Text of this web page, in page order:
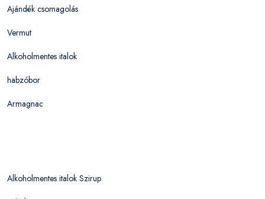
Ajándék csomagolás
Vermut
Alkoholmentes italok
habzóbor
Armagnac
Alkoholmentes italok Szirup